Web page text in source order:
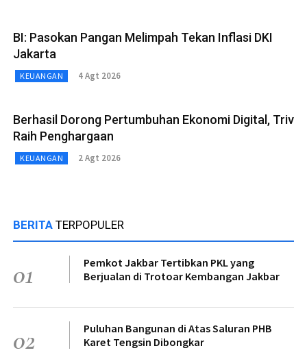
BI: Pasokan Pangan Melimpah Tekan Inflasi DKI
Jakarta
KEUANGAN 4 Agt 2026
Berhasil Dorong Pertumbuhan Ekonomi Digital, Triv
Raih Penghargaan
KEUANGAN 2 Agt 2026
BERITA TERPOPULER
01
Pemkot Jakbar Tertibkan PKL yang
Berjualan di Trotoar Kembangan Jakbar
02
Puluhan Bangunan di Atas Saluran PHB
Karet Tengsin Dibongkar